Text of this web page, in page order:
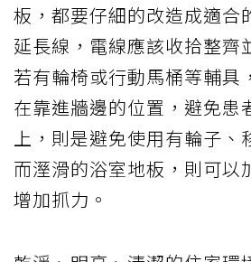
板，都要仔細的改造成適合
延長線，電線應該收拾整齊
若有輪椅或行動馬桶等輔具
在靠進牆邊的位置，避免患
上，則是避免使用有輪子、
而溼滑的浴室地板，則可以
增加抓力。